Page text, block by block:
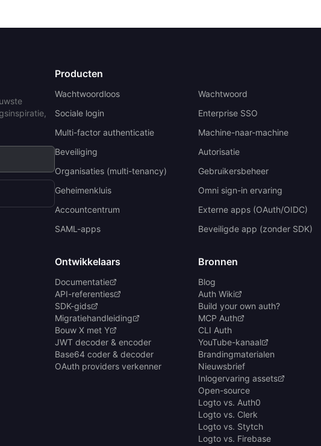
Producten
Wachtwoordloos
Wachtwoord
Sociale login
Enterprise SSO
Multi-factor authenticatie
Machine-naar-machine
Beveiliging
Autorisatie
Organisaties (multi-tenancy)
Gebruikersbeheer
Geheimenkluis
Omni sign-in ervaring
Accountcentrum
Externe apps (OAuth/OIDC)
SAML-apps
Beveiligde app (zonder SDK)
Ontwikkelaars
Documentatie
API-referenties
SDK-gids
Migratiehandleiding
Bouw X met Y
JWT decoder & encoder
Base64 coder & decoder
OAuth providers verkenner
Bronnen
Blog
Auth Wiki
Build your own auth?
MCP Auth
CLI Auth
YouTube-kanaal
Brandingmaterialen
Nieuwsbrief
Inlogervaring assets
Open-source
Logto vs. Auth0
Logto vs. Clerk
Logto vs. Stytch
Logto vs. Firebase